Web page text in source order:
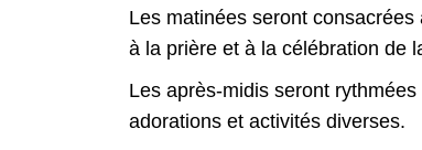
Les matinées seront
à la prière et à la célébration de
Les après-midis seront
adorations et activités diverses.